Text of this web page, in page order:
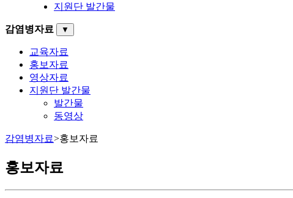
지원단 발간물
감염병자료 ▼
교육자료
홍보자료
영상자료
지원단 발간물
발간물
동영상
감염병자료>홍보자료
홍보자료